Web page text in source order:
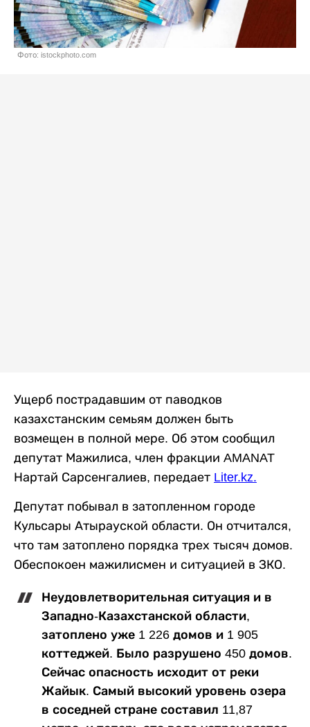
Фото: istockphoto.com
Ущерб пострадавшим от паводков
казахстанским семьям должен быть
возмещен в полной мере. Об этом сообщил
депутат Мажилиса, член фракции AMANAT
Нартай Сарсенгалиев, передает Liter.kz.
Депутат побывал в затопленном городе
Кульсары Атырауской области. Он отчитался,
что там затоплено порядка трех тысяч домов.
Обеспокоен мажилисмен и ситуацией в ЗКО.
Неудовлетворительная ситуация и в
Западно-Казахстанской области,
затоплено уже 1 226 домов и 1 905
коттеджей. Было разрушено 450 домов.
Сейчас опасность исходит от реки
Жайык. Самый высокий уровень озера
в соседней стране составил 11,87